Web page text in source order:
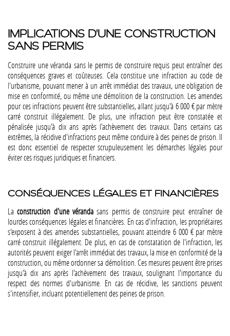
IMPLICATIONS D'UNE CONSTRUCTION
SANS PERMIS
Construire une véranda sans le permis de construire requis peut entraîner des
conséquences graves et coûteuses. Cela constitue une infraction au code de
l'urbanisme, pouvant mener à un arrêt immédiat des travaux, une obligation de
mise en conformité, ou même une démolition de la construction. Les amendes
pour ces infractions peuvent être substantielles, allant jusqu'à 6 000 € par mètre
carré construit illégalement. De plus, une infraction peut être constatée et
pénalisée jusqu'à dix ans après l'achèvement des travaux. Dans certains cas
extrêmes, la récidive d'infractions peut même conduire à des peines de prison. Il
est donc essentiel de respecter scrupuleusement les démarches légales pour
éviter ces risques juridiques et financiers​​​​.
CONSÉQUENCES LÉGALES ET FINANCIÈRES
Laconstruction d'une vérandasans permis de construire peut entraîner de
lourdes conséquences légales et financières. En cas d'infraction, les propriétaires
s'exposent à des amendes substantielles, pouvant atteindre 6 000 € par mètre
carré construit illégalement. De plus, en cas de constatation de l'infraction, les
autorités peuvent exiger l'arrêt immédiat des travaux, la mise en conformité de la
construction, ou même ordonner sa démolition. Ces mesures peuvent être prises
jusqu'à dix ans après l'achèvement des travaux, soulignant l'importance du
respect des normes d'urbanisme. En cas de récidive, les sanctions peuvent
s'intensifier, incluant potentiellement des peines de prison​​​​.